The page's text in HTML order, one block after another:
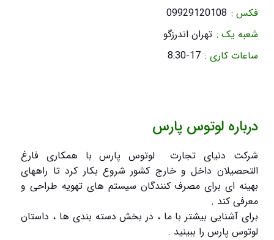
فکس : 09929120108
شعبه یک : تهران اندرزگو
ساعات کاری : 8:30-17
درباره لوتوس پارس
شرکت دنیای تجارت لوتوس پارس با همکاری فارغ
التحصیلان داخل و خارج کشور شروع بکار کرد تا راههای
بهینه ای برای مصرف کنندگان سیستم های تهویه طراحی و
معرفی کند .
برای آشنایی بیشتر با ما ، در بخش دسته بندی ها ، داستان
لوتوس پارس را ببینید .